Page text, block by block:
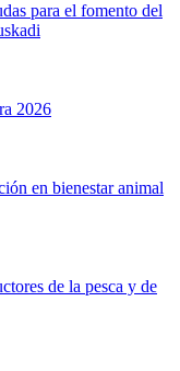
para el fomento del
2026
en bienestar animal
de la pesca y de